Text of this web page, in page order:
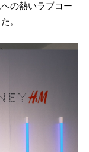
の熱いラブコー
。